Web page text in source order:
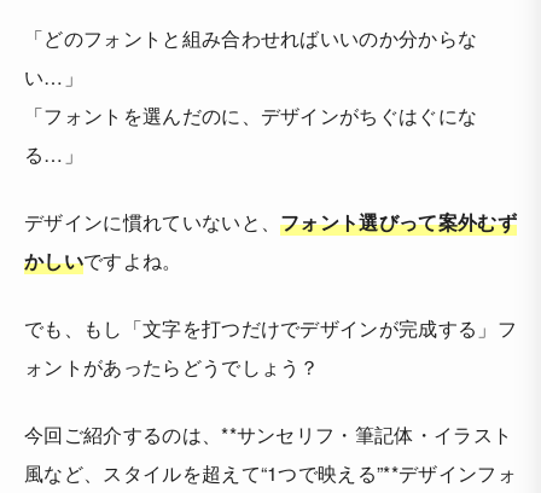
「どのフォントと組み合わせればいいのか分からな
い…」
「フォントを選んだのに、デザインがちぐはぐにな
る…」
デザインに慣れていないと、フォント選びって案外むず
かしいですよね。
でも、もし「文字を打つだけでデザインが完成する」フ
ォントがあったらどうでしょう？
今回ご紹介するのは、**サンセリフ・筆記体・イラスト
風など、スタイルを超えて“1つで映える”**デザインフォ